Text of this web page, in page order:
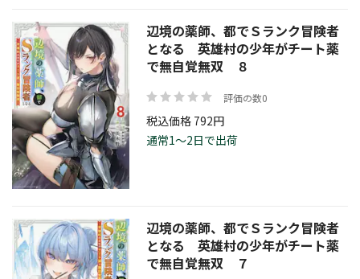
辺境の薬師、都でＳランク冒険者
となる 英雄村の少年がチート薬
で無自覚無双 ８
評価の数0
税込価格 792円
通常1～2日で出荷
辺境の薬師、都でＳランク冒険者
となる 英雄村の少年がチート薬
で無自覚無双 ７